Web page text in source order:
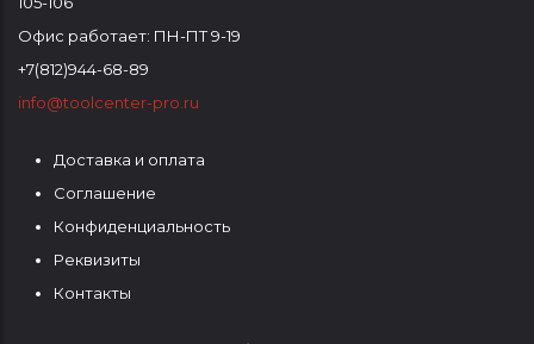
Офис работает: ПН-ПТ 9-19
+7(812)944-68-89
info@toolcenter-pro.ru
ФУТЕРДоставка и оплата
Соглашение
Конфиденциальность
Реквизиты
Контакты